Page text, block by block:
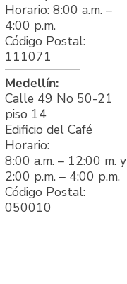
Horario: 8:00 a.m. –
4:00 p.m.
Código Postal:
111071
Medellín:
Calle 49 No 50-21
piso 14
Edificio del Café
Horario:
8:00 a.m. – 12:00 m. y
2:00 p.m. – 4:00 p.m.
Código Postal:
050010